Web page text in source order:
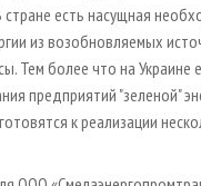
есть насущная
из возобновляемых
Тем более что на Украине
предприятий "зеленой"
к реализации